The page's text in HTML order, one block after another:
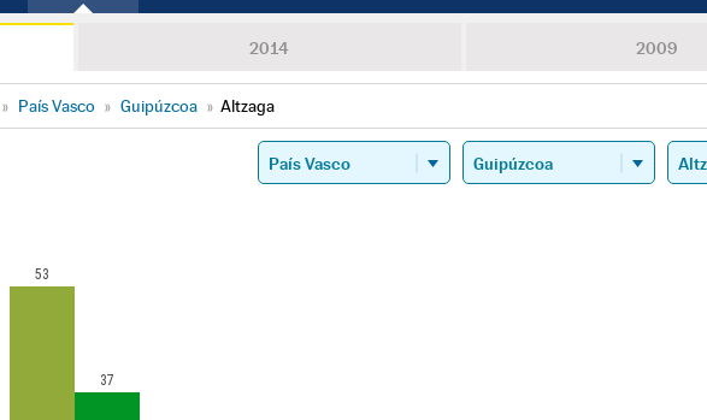
2014 2009
» País Vasco » Guipúzcoa » Altzaga
53
37